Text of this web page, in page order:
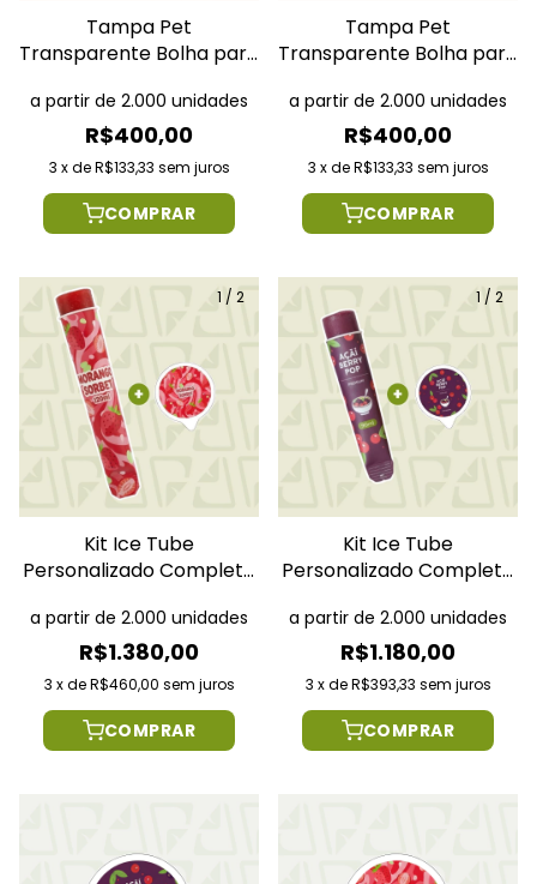
Tampa Pet
Transparente Bolha para
R$400,00
3 xdeR$133,33 sem juros
a partir de 2.000 unidades
COMPRAR
Tampa Pet
Transparente Bolha para
R$400,00
3 xdeR$133,33 sem juros
a partir de 2.000 unidades
COMPRAR
1 / 2
Kit Ice Tube
Personalizado Completo
R$1.380,00
3 xdeR$460,00 sem juros
a partir de 2.000 unidades
COMPRAR
1 / 2
Kit Ice Tube
Personalizado Completo
R$1.180,00
3 xdeR$393,33 sem juros
a partir de 2.000 unidades
COMPRAR